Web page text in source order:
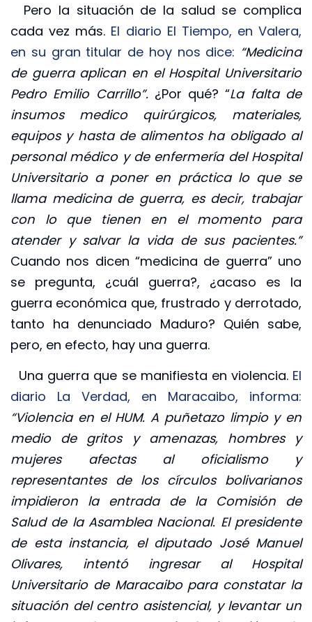
Pero la situación de la salud se complica
cada vez más. El diario El Tiempo, en Valera,
en su gran titular de hoy nos dice: “Medicina
de guerra aplican en el Hospital Universitario
Pedro Emilio Carrillo”.¿Por qué? “La falta de
insumos medico quirúrgicos, materiales,
equipos y hasta de alimentos ha obligado al
personal médico y de enfermería del Hospital
Universitario a poner en práctica lo que se
llama medicina de guerra, es decir, trabajar
con lo que tienen en el momento para
atender y salvar la vida de sus pacientes.”
Cuando nos dicen “medicina de guerra” uno
se pregunta, ¿cuál guerra?, ¿acaso es la
guerra económica que, frustrado y derrotado,
tanto ha denunciado Maduro? Quién sabe,
pero, en efecto, hay una guerra.
Una guerra que se manifiesta en violencia. El
diario La Verdad, en Maracaibo, informa:
“Violencia en el HUM. A puñetazo limpio y en
medio de gritos y amenazas, hombres y
mujeres afectas al oficialismo y
representantes de los círculos bolivarianos
impidieron la entrada de la Comisión de
Salud de la Asamblea Nacional. El presidente
de esta instancia, el diputado José Manuel
Olivares, intentó ingresar al Hospital
Universitario de Maracaibo para constatar la
situación del centro asistencial, y levantar un